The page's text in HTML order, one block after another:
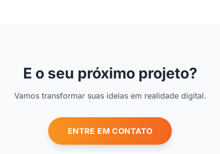
E o seu próximo projeto?
Vamos transformar suas ideias em realidade digital.
ENTRE EM CONTATO